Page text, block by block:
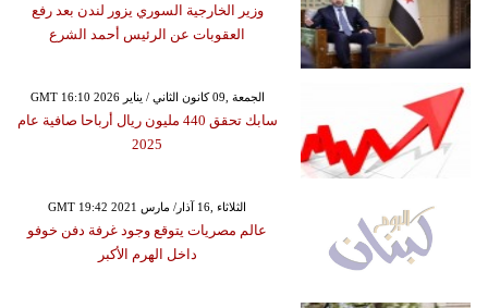
وزير الخارجية السوري يزور لندن بعد رفع
العقوبات عن الرئيس أحمد الشرع
GMT 16:10 2026 الجمعة ,09 كانون الثاني / يناير
سابك تحقق 440 مليون ريال أرباحا صافية عام
2025
GMT 19:42 2021 الثلاثاء ,16 آذار/ مارس
عالم مصريات يتوقع وجود غرفة دفن خوفو
داخل الهرم الأكبر